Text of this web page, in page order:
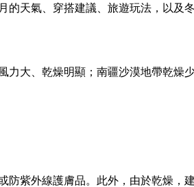
天氣、穿搭建議、旅遊玩法，以及
大、乾燥明顯；南疆沙漠地帶乾
紫外線護膚品。此外，由於乾燥，